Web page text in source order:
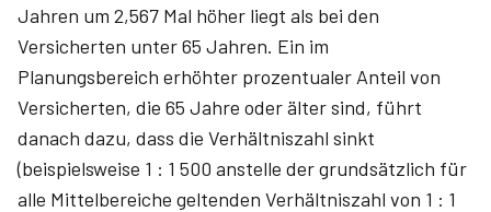
Jahren um 2,567 Mal höher liegt als bei den
Versicherten unter 65 Jahren. Ein im
Planungsbereich erhöhter prozentualer Anteil von
Versicherten, die 65 Jahre oder älter sind, führt
danach dazu, dass die Verhältniszahl sinkt
(beispielsweise 1 : 1 500 anstelle der grundsätzlich für
alle Mittelbereiche geltenden Verhältniszahl von 1 : 1